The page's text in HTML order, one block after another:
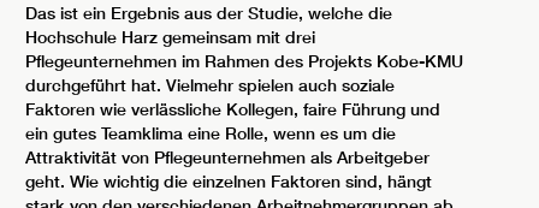
Das ist ein Ergebnis aus der Studie, welche die
Hochschule Harz gemeinsam mit drei
Pflegeunternehmen im Rahmen des Projekts Kobe-KMU
durchgeführt hat. Vielmehr spielen auch soziale
Faktoren wie verlässliche Kollegen, faire Führung und
ein gutes Teamklima eine Rolle, wenn es um die
Attraktivität von Pflegeunternehmen als Arbeitgeber
geht. Wie wichtig die einzelnen Faktoren sind, hängt